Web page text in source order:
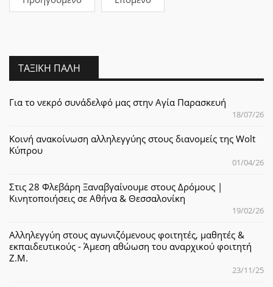
ΤΑΞΙΚΉ ΠΆΛΗ
Για το νεκρό συνάδελφό μας στην Αγία Παρασκευή
18/07/26
Κοινή ανακοίνωση αλληλεγγύης στους διανομείς της Wolt
Κύπρου
01/04/26
Στις 28 Φλεβάρη Ξαναβγαίνουμε στους Δρόμους |
Κινητοποιήσεις σε Αθήνα & Θεσσαλονίκη
19/02/26
Αλληλεγγύη στους αγωνιζόμενους φοιτητές, μαθητές &
εκπαιδευτικούς - Άμεση αθώωση του αναρχικού φοιτητή
Ζ.Μ.
23/11/25